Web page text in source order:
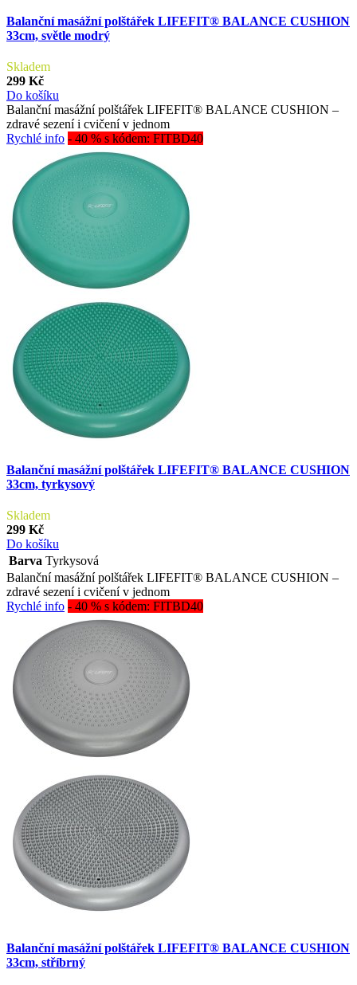
Balanční masážní polštářek LIFEFIT® BALANCE CUSHION
33cm, světle modrý
Skladem
299 Kč
Do košíku
Balanční masážní polštářek LIFEFIT® BALANCE CUSHION –
zdravé sezení i cvičení v jednom
Rychlé info - 40 % s kódem: FITBD40
Balanční masážní polštářek LIFEFIT® BALANCE CUSHION
33cm, tyrkysový
Skladem
299 Kč
Do košíku
Barva Tyrkysová
Balanční masážní polštářek LIFEFIT® BALANCE CUSHION –
zdravé sezení i cvičení v jednom
Rychlé info - 40 % s kódem: FITBD40
Balanční masážní polštářek LIFEFIT® BALANCE CUSHION
33cm, stříbrný